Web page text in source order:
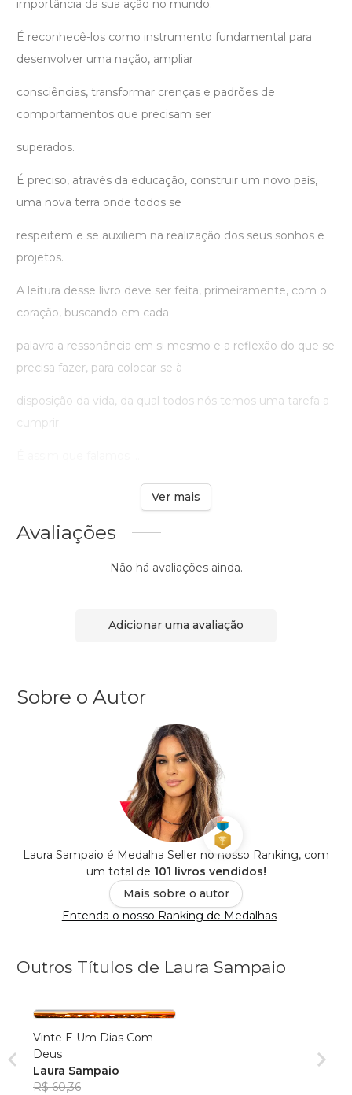
importância da sua ação no mundo.
É reconhecê-los como instrumento fundamental para
desenvolver uma nação, ampliar
consciências, transformar crenças e padrões de
comportamentos que precisam ser
superados.
É preciso, através da educação, construir um novo país,
uma nova terra onde todos se
respeitem e se auxiliem na realização dos seus sonhos e
projetos.
A leitura desse livro deve ser feita, primeiramente, com o
coração, buscando em cada
palavra a ressonância em si mesmo e a reflexão do que se
precisa fazer, para colocar-se à
disposição da vida, da qual todos nós temos uma tarefa a
cumprir.
Ver mais
Avaliações
Não há avaliações ainda.
Adicionar uma avaliação
Sobre o Autor
Laura Sampaio é Medalha Seller no nosso Ranking, com
um total de 101 livros vendidos!
Mais sobre o autor
Entenda o nosso Ranking de Medalhas
Outros Títulos de Laura Sampaio
Vinte E Um Dias Com
Deus
Laura Sampaio
R$ 60,36